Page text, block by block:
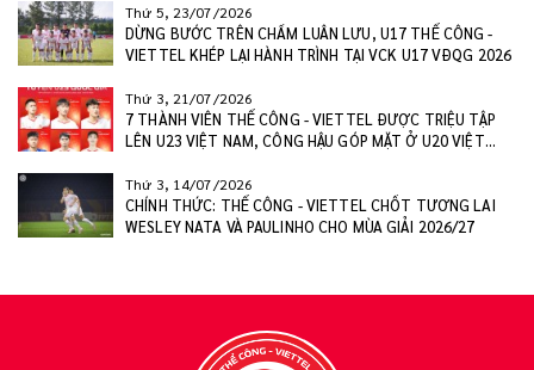
Thứ 5, 23/07/2026
DỪNG BƯỚC TRÊN CHẤM LUÂN LƯU, U17 THỂ CÔNG -
VIETTEL KHÉP LẠI HÀNH TRÌNH TẠI VCK U17 VĐQG 2026
Thứ 3, 21/07/2026
7 THÀNH VIÊN THỂ CÔNG - VIETTEL ĐƯỢC TRIỆU TẬP
LÊN U23 VIỆT NAM, CÔNG HẬU GÓP MẶT Ở U20 VIỆT
Thứ 3, 14/07/2026
CHÍNH THỨC: THỂ CÔNG - VIETTEL CHỐT TƯƠNG LAI
WESLEY NATA VÀ PAULINHO CHO MÙA GIẢI 2026/27